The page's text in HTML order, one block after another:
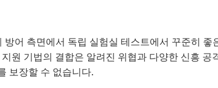
어 측면에서 독립 실험실 테스트에서 꾸준히 좋
원 기법의 결합은 알려진 위협과 다양한 신흥 공
보장할 수 없습니다.